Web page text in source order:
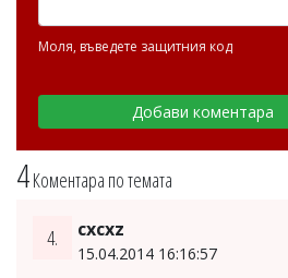
4Коментара по темата
4. cxcxz
15.04.2014 16:16:57
Моля, въведете защитния код